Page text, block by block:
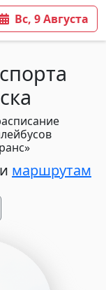
Вс, 9 Августа
маршрутам